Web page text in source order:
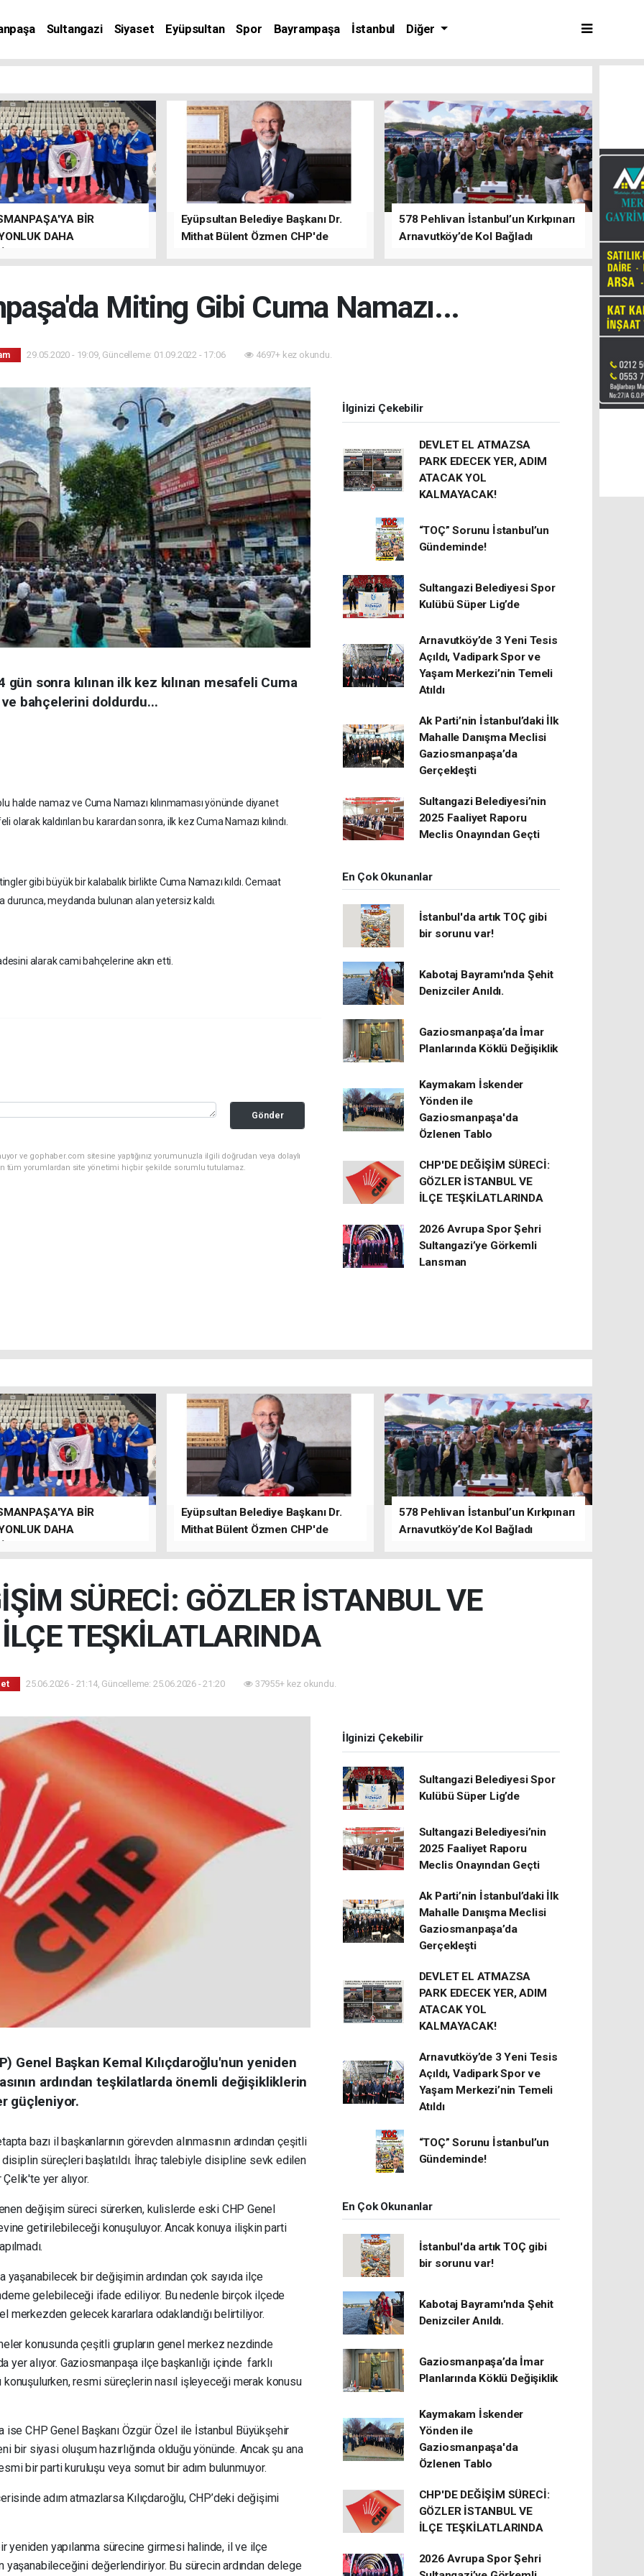
Sultangazi Siyaset Eyüpsultan Spor Bayrampaşa İstanbul Diğer
BİR
DAHA
Eyüpsultan Belediye Başkanı Dr.
Mithat Bülent Özmen CHP'de
578 Pehlivan İstanbul’un Kırkpınarı
Arnavutköy’de Kol Bağladı
Miting Gibi Cuma Namazı...
29.05.2020 - 19:09, Güncelleme: 01.09.2022 - 17:06 4697+ kez okundu.
gün sonra kılınan ilk kez kılınan mesafeli Cuma
bahçelerini doldurdu...
halde namaz ve Cuma Namazı kılınmaması yönünde diyanet
kaldırılan bu karardan sonra, ilk kez Cuma Namazı kılındı.
gibi büyük bir kalabalık birlikte Cuma Namazı kıldı. Cemaat
meydanda bulunan alan yetersiz kaldı.
alarak cami bahçelerine akın etti.
Gönder
ve gophaber.com sitesine yaptığınız yorumunuzla ilgili doğrudan veya dolaylı
tüm yorumlardan site yönetimi hiçbir şekilde sorumlu tutulamaz.
İlginizi Çekebilir
DEVLET EL ATMAZSA
PARK EDECEK YER, ADIM
ATACAK YOL
KALMAYACAK!
“TOÇ” Sorunu İstanbul’un
Gündeminde!
Sultangazi Belediyesi Spor
Kulübü Süper Lig’de
Arnavutköy’de 3 Yeni Tesis
Açıldı, Vadipark Spor ve
Yaşam Merkezi’nin Temeli
Atıldı
Ak Parti’nin İstanbul’daki İlk
Mahalle Danışma Meclisi
Gaziosmanpaşa’da
Gerçekleşti
Sultangazi Belediyesi’nin
2025 Faaliyet Raporu
Meclis Onayından Geçti
En Çok Okunanlar
İstanbul'da artık TOÇ gibi
bir sorunu var!
Kabotaj Bayramı'nda Şehit
Denizciler Anıldı.
Gaziosmanpaşa’da İmar
Planlarında Köklü Değişiklik
Kaymakam İskender
Yönden ile
Gaziosmanpaşa'da
Özlenen Tablo
CHP'DE DEĞİŞİM SÜRECİ:
GÖZLER İSTANBUL VE
İLÇE TEŞKİLATLARINDA
2026 Avrupa Spor Şehri
Sultangazi’ye Görkemli
Lansman
BİR
DAHA
Eyüpsultan Belediye Başkanı Dr.
Mithat Bülent Özmen CHP'de
578 Pehlivan İstanbul’un Kırkpınarı
Arnavutköy’de Kol Bağladı
SÜRECİ: GÖZLER İSTANBUL VE
İLÇE TEŞKİLATLARINDA
25.06.2026 - 21:14, Güncelleme: 25.06.2026 - 21:20 37955+ kez okundu.
Genel Başkan Kemal Kılıçdaroğlu'nun yeniden
ardından teşkilatlarda önemli değişikliklerin
güçleniyor.
bazı il başkanlarının görevden alınmasının ardından çeşitli
süreçleri başlatıldı. İhraç talebiyle disipline sevk edilen
yer alıyor.
değişim süreci sürerken, kulislerde eski CHP Genel
getirilebileceği konuşuluyor. Ancak konuya ilişkin parti
yaşanabilecek bir değişimin ardından çok sayıda ilçe
gelebileceği ifade ediliyor. Bu nedenle birçok ilçede
merkezden gelecek kararlara odaklandığı belirtiliyor.
konusunda çeşitli grupların genel merkez nezdinde
yer alıyor. Gaziosmanpaşa ilçe başkanlığı içinde farklı
resmi süreçlerin nasıl işleyeceği merak konusu
CHP Genel Başkanı Özgür Özel ile İstanbul Büyükşehir
bir siyasi oluşum hazırlığında olduğu yönünde. Ancak şu ana
bir parti kuruluşu veya somut bir adım bulunmuyor.
adım atmazlarsa Kılıçdaroğlu, CHP’deki değişimi
yeniden yapılanma sürecine girmesi halinde, il ve ilçe
yaşanabileceğini değerlendiriyor. Bu sürecin ardından delege
İlginizi Çekebilir
Sultangazi Belediyesi Spor
Kulübü Süper Lig’de
Sultangazi Belediyesi’nin
2025 Faaliyet Raporu
Meclis Onayından Geçti
Ak Parti’nin İstanbul’daki İlk
Mahalle Danışma Meclisi
Gaziosmanpaşa’da
Gerçekleşti
DEVLET EL ATMAZSA
PARK EDECEK YER, ADIM
ATACAK YOL
KALMAYACAK!
Arnavutköy’de 3 Yeni Tesis
Açıldı, Vadipark Spor ve
Yaşam Merkezi’nin Temeli
Atıldı
“TOÇ” Sorunu İstanbul’un
Gündeminde!
En Çok Okunanlar
İstanbul'da artık TOÇ gibi
bir sorunu var!
Kabotaj Bayramı'nda Şehit
Denizciler Anıldı.
Gaziosmanpaşa’da İmar
Planlarında Köklü Değişiklik
Kaymakam İskender
Yönden ile
Gaziosmanpaşa'da
Özlenen Tablo
CHP'DE DEĞİŞİM SÜRECİ:
GÖZLER İSTANBUL VE
İLÇE TEŞKİLATLARINDA
2026 Avrupa Spor Şehri